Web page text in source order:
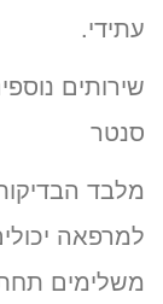
עתידי.
שירותים
סנטר
מלבד
למרפאה
משלימים